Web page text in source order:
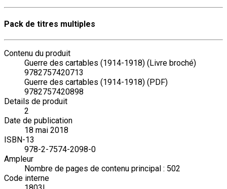
Pack de titres multiples
Contenu du produit
Guerre des cartables (1914-1918) (Livre broché)
9782757420713
Guerre des cartables (1914-1918) (PDF)
9782757420898
Details de produit
2
Date de publication
18 mai 2018
ISBN-13
978-2-7574-2098-0
Ampleur
Nombre de pages de contenu principal : 502
Code interne